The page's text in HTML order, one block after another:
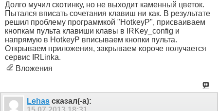
Долго мучил скотинку, но не выходит каменный цветок.
Пытался вписать сочетания клавиш ни как. В результате
решил проблему программкой "HotkeyP", присваиваем
кнопкам пульта клавиши клавы в IRKey_config и
напрямую в HotkeyP вписываем кнопки пульта.
Открываем приложения, закрываем короче получается
сервис IRLinkа.
Вложения
Lehas сказал(-а):